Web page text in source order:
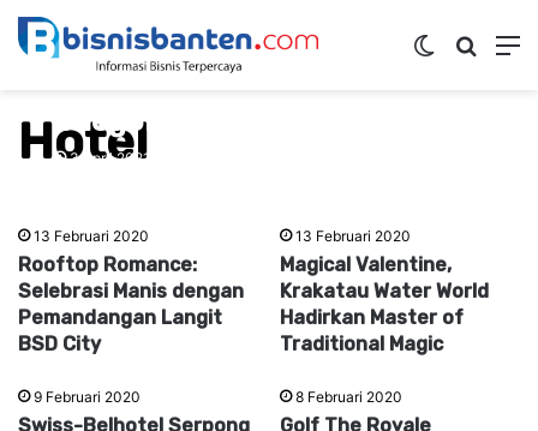
Switch skin
Hotel
Aston Boutique Hotel
Cilegon Gelar Meet The
Wedding Planner Selama Dua
3 April 2021
13 Februari 2020
Rooftop Romance:
Selebrasi Manis dengan
Pemandangan Langit
BSD City
13 Februari 2020
Magical Valentine,
Krakatau Water World
Hadirkan Master of
Traditional Magic
9 Februari 2020
Swiss-Belhotel Serpong
8 Februari 2020
Golf The Royale